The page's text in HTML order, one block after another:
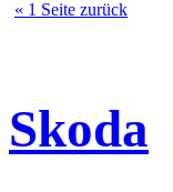
« 1 Seite zurück
Skoda